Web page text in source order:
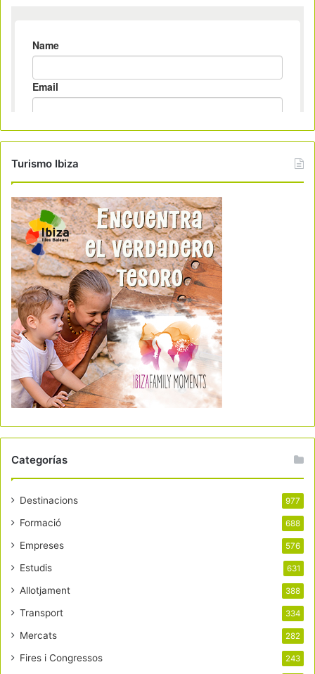
Turismo Ibiza
Categorías
Destinacions 977
Formació 688
Empreses 576
Estudis 631
Allotjament 388
Transport 334
Mercats 282
Fires i Congressos 243